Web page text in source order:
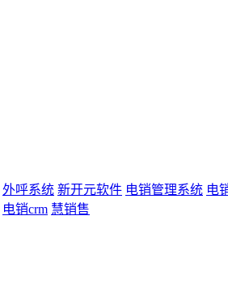
外呼系统 新开元软件 电销管理系统 电
电销crm 慧销售